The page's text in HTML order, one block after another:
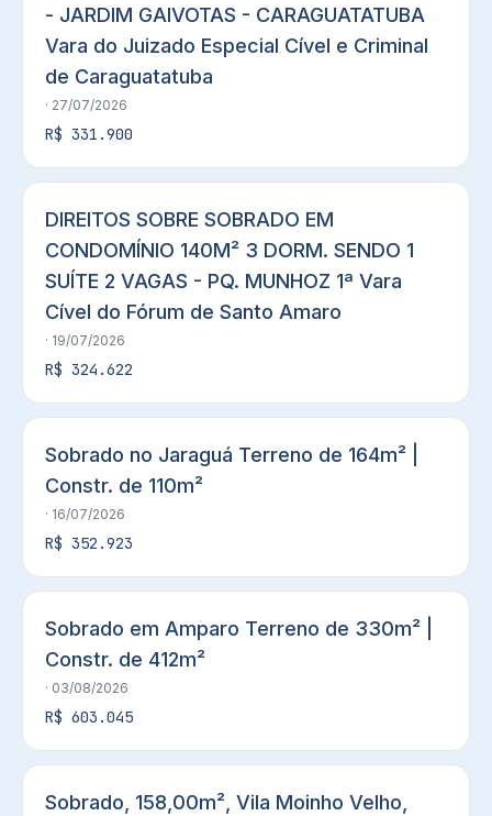
- JARDIM GAIVOTAS - CARAGUATATUBA
Vara do Juizado Especial Cível e Criminal
de Caraguatatuba
· 27/07/2026
R$ 331.900
DIREITOS SOBRE SOBRADO EM
CONDOMÍNIO 140M² 3 DORM. SENDO 1
SUÍTE 2 VAGAS - PQ. MUNHOZ 1ª Vara
Cível do Fórum de Santo Amaro
· 19/07/2026
R$ 324.622
Sobrado no Jaraguá Terreno de 164m² |
Constr. de 110m²
· 16/07/2026
R$ 352.923
Sobrado em Amparo Terreno de 330m² |
Constr. de 412m²
· 03/08/2026
R$ 603.045
Sobrado, 158,00m², Vila Moinho Velho,